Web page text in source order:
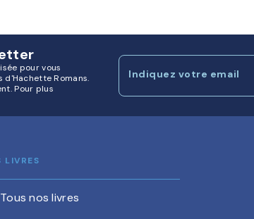
pour vous
Romans.
Pour plus
Indiquez votre email
LIVRES
Tous nos livres